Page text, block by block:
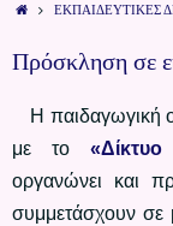
ΕΚΠΑΙΔΕΥΤΙΚΕΣ
Πρόσκληση σε
Η παιδαγωγική
με το
οργανώνει και
συμμετάσχουν σε